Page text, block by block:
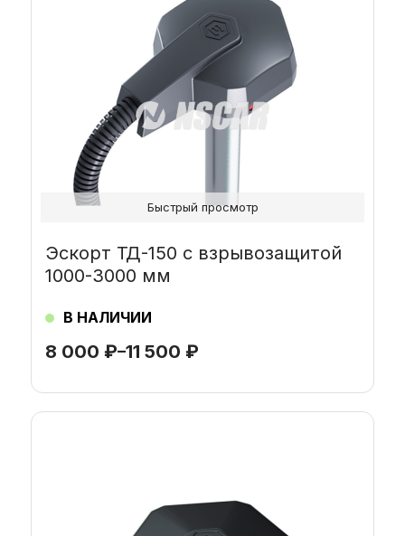
8 000 ₽–11 500 ₽
Эскорт ТД-150 с взрывозащитой
1000-3000 мм
В НАЛИЧИИ
несколько
вариаций.
Опции
можно
выбрать
на
странице
Быстрый просмотр
несколько
вариаций.